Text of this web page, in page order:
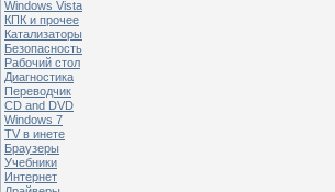
Windows Vista
КПК и прочее
Катализаторы
Безопасность
Рабочий стол
Диагностика
Переводчик
CD and DVD
Windows 7
TV в инете
Браузеры
Учебники
Интернет